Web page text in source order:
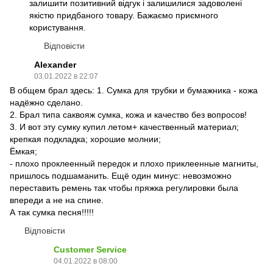
залишити позитивний відгук і залишилися задоволені
якістю придбаного товару. Бажаємо приємного
користування.
Відповісти
Alexander
03.01.2022 в 22:07
В общем брал здесь: 1. Сумка для трубки и бумажника - кожа
надёжно сделано.
2. Брал типа саквояж сумка, кожа и качество без вопросов!
3. И вот эту сумку купил летом+ качественный материал;
крепкая подкладка; хорошие молнии;
Ёмкая;
- плохо проклеенный передок и плохо приклеенные магниты,
пришлось подшаманить. Ещё один минус: невозможно
переставить ремень так чтобы пряжка регулировки была
впереди а не на спине.
А так сумка песня!!!!!
Відповісти
Customer Service
04.01.2022 в 08:00